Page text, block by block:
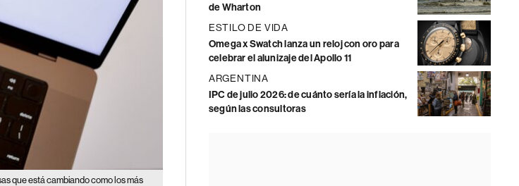
que está cambiando como los más
de Wharton
ESTILO DE VIDA
Omega x Swatch lanza un reloj con oro para
celebrar el alunizaje del Apollo 11
ARGENTINA
IPC de julio 2026: de cuánto sería la inflación,
según las consultoras